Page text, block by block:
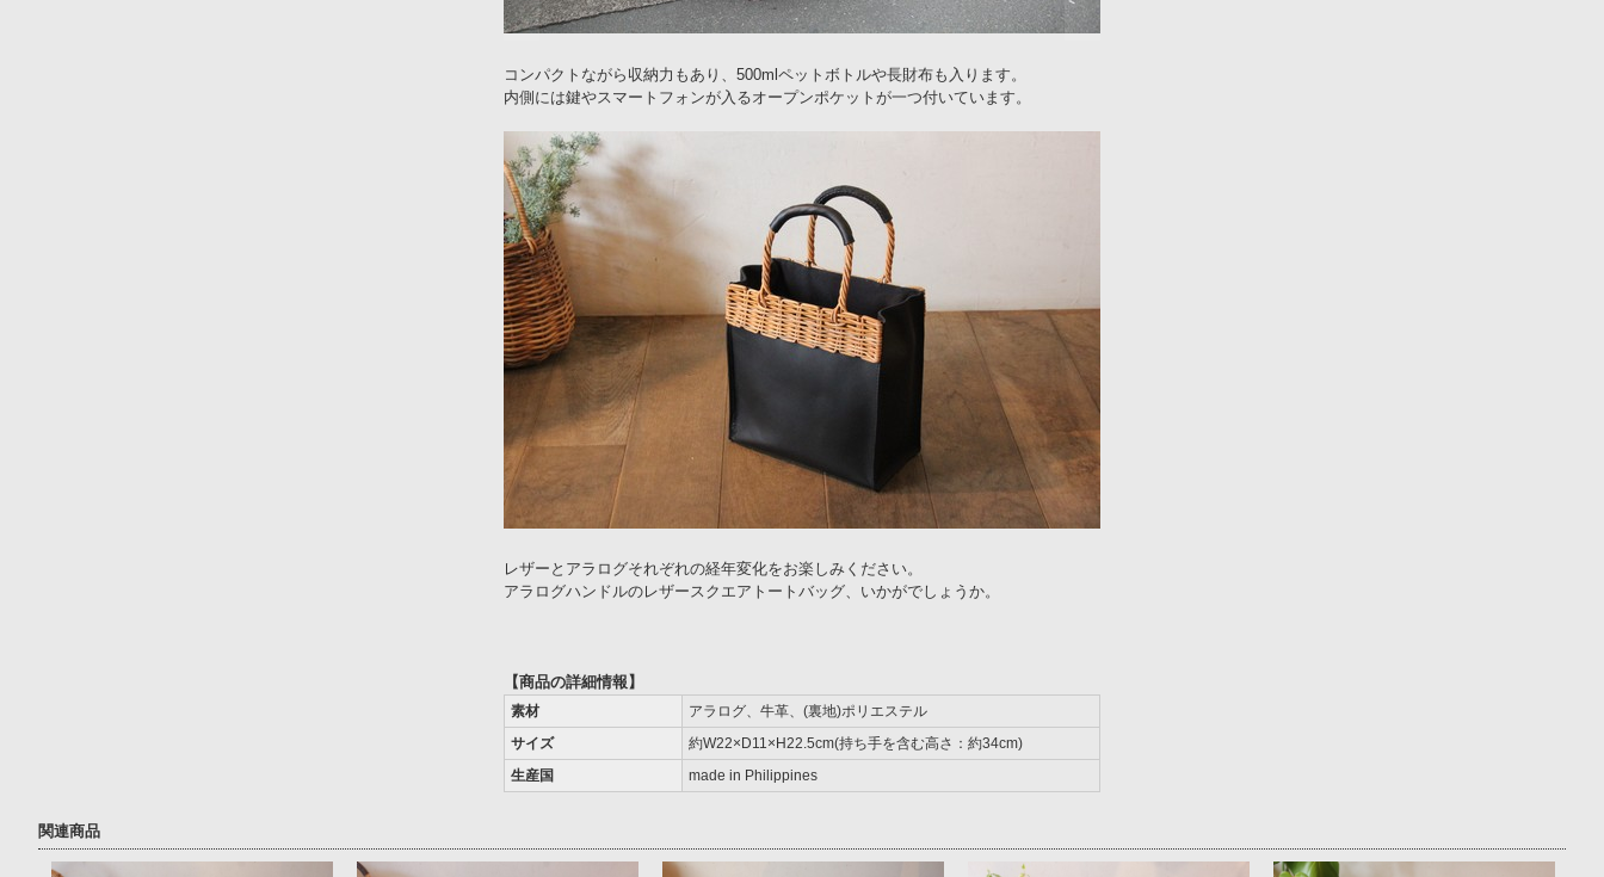
コンパクトながら収納力もあり、500mlペットボトルや長財布も入ります。
内側には鍵やスマートフォンが入るオープンポケットが一つ付いています。
レザーとアラログそれぞれの経年変化をお楽しみください。
アラログハンドルのレザースクエアトートバッグ、いかがでしょうか。
【商品の詳細情報】
素材
アラログ、牛革、(裏地)ポリエステル
サイズ
約W22×D11×H22.5cm(持ち手を含む高さ：約34cm)
生産国
made in Philippines
関連商品